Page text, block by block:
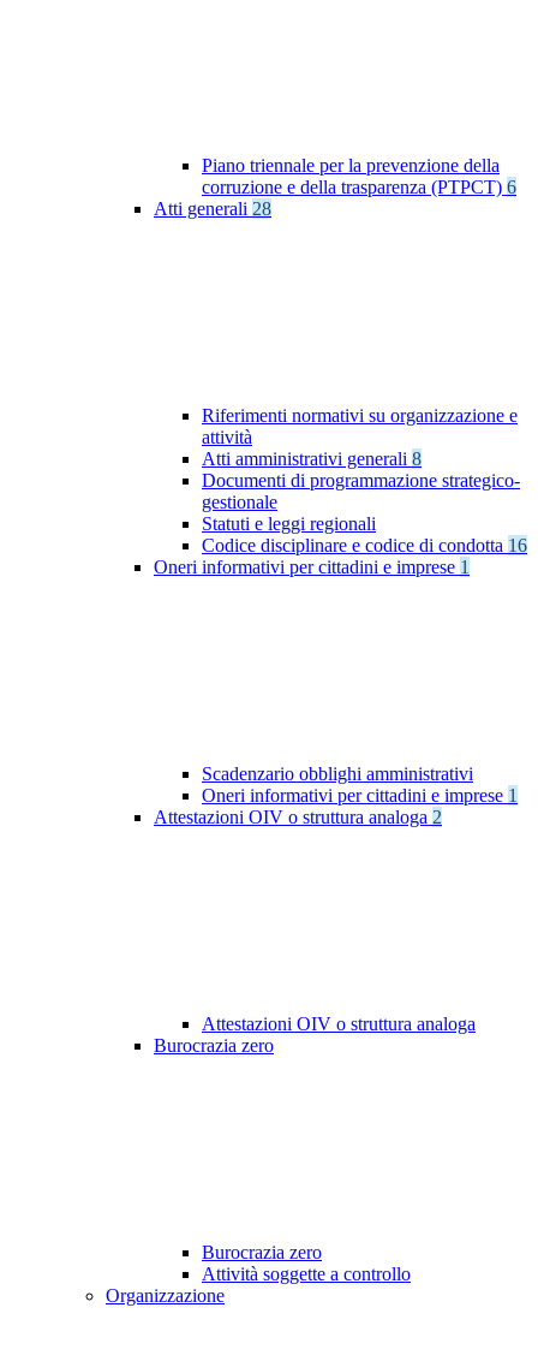
Piano triennale per la prevenzione della
corruzione e della trasparenza (PTPCT) 6
Atti generali 28
Riferimenti normativi su organizzazione e
attività
Atti amministrativi generali 8
Documenti di programmazione strategico-
gestionale
Statuti e leggi regionali
Codice disciplinare e codice di condotta 16
Oneri informativi per cittadini e imprese 1
Scadenzario obblighi amministrativi
Oneri informativi per cittadini e imprese 1
Attestazioni OIV o struttura analoga 2
Attestazioni OIV o struttura analoga
Burocrazia zero
Burocrazia zero
Attività soggette a controllo
Organizzazione